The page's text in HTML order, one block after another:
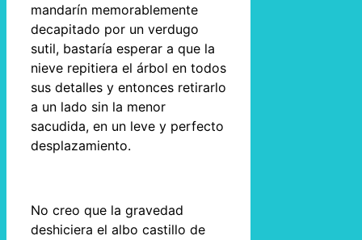
mandarín memorablemente
decapitado por un verdugo
sutil, bastaría esperar a que la
nieve repitiera el árbol en todos
sus detalles y entonces retirarlo
a un lado sin la menor
sacudida, en un leve y perfecto
desplazamiento.
No creo que la gravedad
deshiciera el albo castillo de